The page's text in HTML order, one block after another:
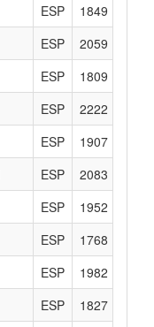
ESP 1849
ESP 2059
ESP 1809
ESP 2222
ESP 1907
ESP 2083
ESP 1952
ESP 1768
ESP 1982
ESP 1827